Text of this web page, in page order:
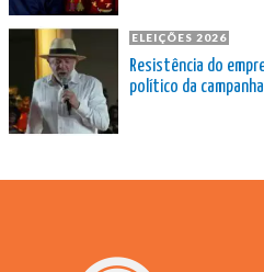
ELEIÇÕES 2026
Resistência do
político da campanha